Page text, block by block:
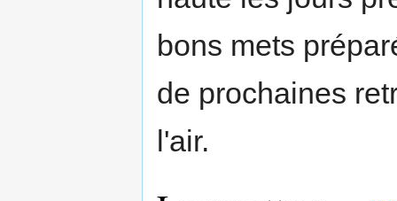
bons mets
de prochaines
l'air.